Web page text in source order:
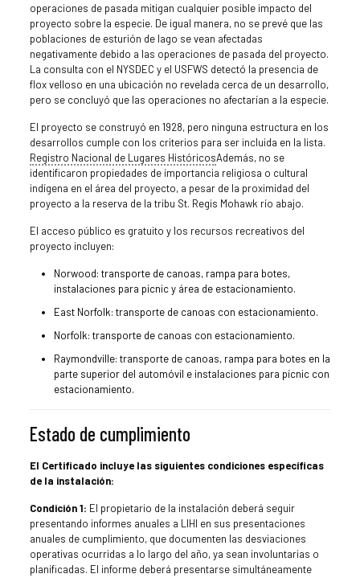
operaciones de pasada mitigan cualquier posible impacto del
proyecto sobre la especie. De igual manera, no se prevé que las
poblaciones de esturión de lago se vean afectadas
negativamente debido a las operaciones de pasada del proyecto.
La consulta con el NYSDEC y el USFWS detectó la presencia de
flox velloso en una ubicación no revelada cerca de un desarrollo,
pero se concluyó que las operaciones no afectarían a la especie.
El proyecto se construyó en 1928, pero ninguna estructura en los
desarrollos cumple con los criterios para ser incluida en la lista.
Registro Nacional de Lugares HistóricosAdemás, no se
identificaron propiedades de importancia religiosa o cultural
indígena en el área del proyecto, a pesar de la proximidad del
proyecto a la reserva de la tribu St. Regis Mohawk río abajo.
El acceso público es gratuito y los recursos recreativos del
proyecto incluyen:
Norwood: transporte de canoas, rampa para botes,
instalaciones para picnic y área de estacionamiento.
East Norfolk: transporte de canoas con estacionamiento.
Norfolk: transporte de canoas con estacionamiento.
Raymondville: transporte de canoas, rampa para botes en la
parte superior del automóvil e instalaciones para pícnic con
estacionamiento.
Estado de cumplimiento
El Certificado incluye las siguientes condiciones específicas
de la instalación:
Condición 1: El propietario de la instalación deberá seguir
presentando informes anuales a LIHI en sus presentaciones
anuales de cumplimiento, que documenten las desviaciones
operativas ocurridas a lo largo del año, ya sean involuntarias o
planificadas. El informe deberá presentarse simultáneamente